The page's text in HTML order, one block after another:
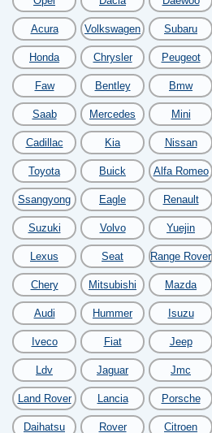
Acura Volkswagen Subaru
Honda Chrysler Peugeot
Faw Bentley Bmw
Saab Mercedes Mini
Cadillac Kia Nissan
Toyota Buick Alfa Romeo
Ssangyong Eagle Renault
Suzuki Volvo Yuejin
Lexus Seat Range Rover
Chery Mitsubishi Mazda
Audi Hummer Isuzu
Iveco Fiat Jeep
Ldv Jaguar Jmc
Land Rover Lancia Porsche
Daihatsu Rover Citroen